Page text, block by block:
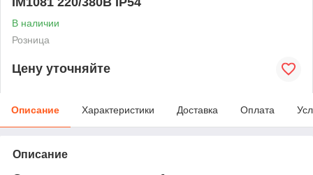
В наличии
Розница
Цену уточняйте
Описание Характеристики Доставка Оплата
Описание